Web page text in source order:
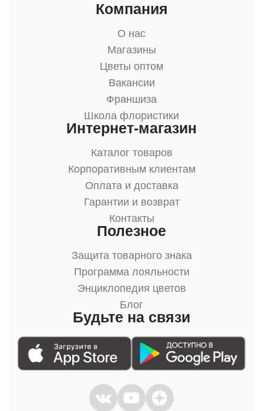
Компания
О нас
Магазины
Цветы оптом
Вакансии
Франшиза
Школа флористики
Интернет-магазин
Каталог товаров
Корпоративным клиентам
Оплата и доставка
Гарантии и возврат
Контакты
Полезное
Защита товарного знака
Программа лояльности
Энциклопедия цветов
Блог
Будьте на связи